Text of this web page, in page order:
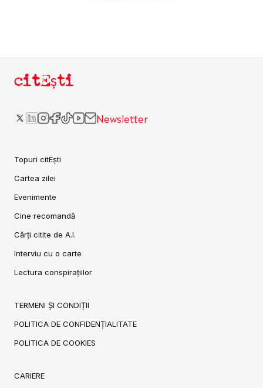
citEști
Newsletter
Topuri citEști
Cartea zilei
Evenimente
Cine recomandă
Cărți citite de A.I.
Interviu cu o carte
Lectura conspirațiilor
TERMENI ȘI CONDIȚII
POLITICA DE CONFIDENȚIALITATE
POLITICA DE COOKIES
CARIERE